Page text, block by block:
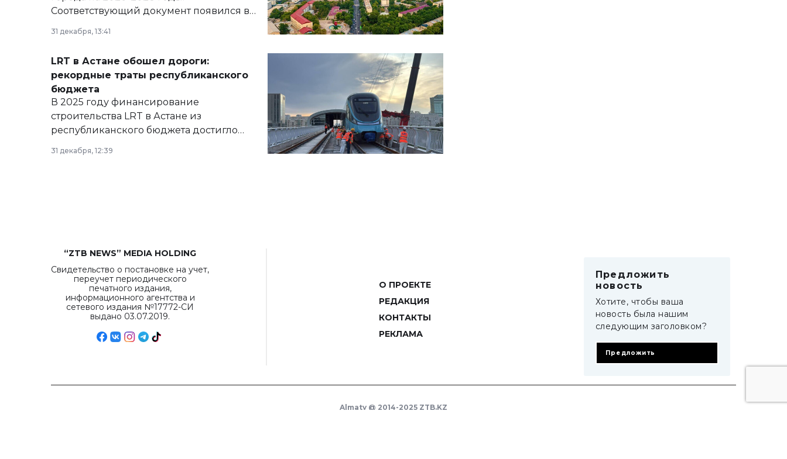
Соответствующий документ появился в
базе нормативных правовых актов и на
сайте маслихат города.
31 декабря, 13:41
LRT в Астане обошел дороги:
рекордные траты республиканского
бюджета
В 2025 году финансирование
строительства LRT в Астане из
республиканского бюджета достигло
рекордных объемов.
31 декабря, 12:39
“ZTB NEWS” MEDIA HOLDING
Свидетельство о постановке на учет,
переучет периодического
печатного издания,
информационного агентства и
сетевого издания №17772-СИ
выдано 03.07.2019.
О ПРОЕКТЕ
РЕДАКЦИЯ
КОНТАКТЫ
РЕКЛАМА
Предложить
новость
Хотите, чтобы ваша
новость была нашим
следующим заголовком?
Предложить
Almaty @ 2014-2025 ZTB.KZ